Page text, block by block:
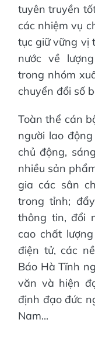
tuyên truyền
các nhiệm vụ
tục giữ vững vị
nước về
trong nhóm
chuyển đổi số
Toàn thể cán
người lao
chủ động,
nhiều sản
gia các sân
trong tỉnh;
thông tin, đổi
cao chất
điện tử, các
Báo Hà Tĩnh
văn và hiện
định đạo đức
Nam...